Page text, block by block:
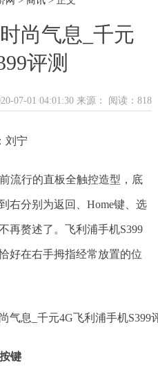
尚气息_千元
评测
07-01 04:01:30 来源： 阅读：818
刘宁
流行的直板全触控造型，底
右分别为返回、Home键、选
再赘述了。飞利浦手机S399
好在右手拇指经常放置的位
键